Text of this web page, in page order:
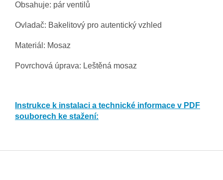
Obsahuje: pár ventilů
Ovladač: Bakelitový pro autentický vzhled
Materiál: Mosaz
Povrchová úprava: Leštěná mosaz
Instrukce k instalaci a technické informace v PDF
souborech ke stažení: